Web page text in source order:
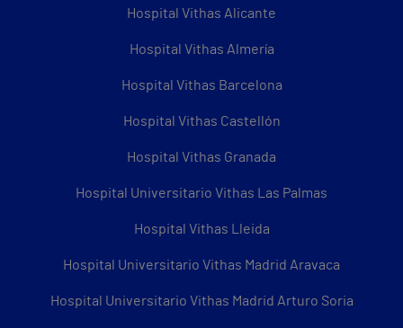
Hospital Vithas Alicante
Hospital Vithas Almería
Hospital Vithas Barcelona
Hospital Vithas Castellón
Hospital Vithas Granada
Hospital Universitario Vithas Las Palmas
Hospital Vithas Lleida
Hospital Universitario Vithas Madrid Aravaca
Hospital Universitario Vithas Madrid Arturo Soria